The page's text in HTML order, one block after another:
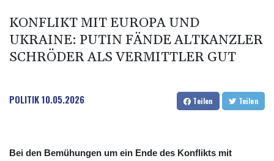
KONFLIKT MIT EUROPA UND
UKRAINE: PUTIN FÄNDE ALTKANZLER
SCHRÖDER ALS VERMITTLER GUT
POLITIK10.05.2026 Teilen Teilen
Bei den Bemühungen um ein Ende des Konflikts mit